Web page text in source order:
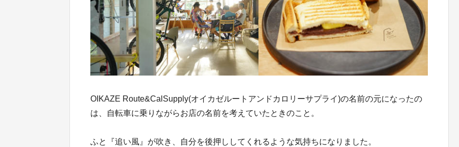
OIKAZE Route&CalSupply(オイカゼルートアンドカロリーサプライ)の名前の元になったの
は、自転車に乗りながらお店の名前を考えていたときのこと。
ふと『追い風』が吹き、自分を後押ししてくれるような気持ちになりました。